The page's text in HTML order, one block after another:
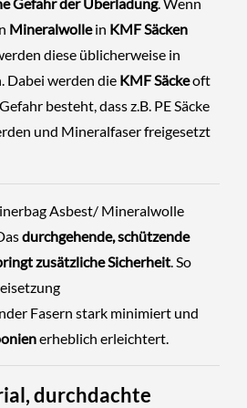
Mineralwollein KMF Säcken
diese üblicherweise in
Dabei werden die KMF Säckeoft
besteht, dass z.B. PE Säcke
und Mineralfaser freigesetzt
Asbest/ Mineralwolle
durchgehende, schützende
zusätzliche Sicherheit . So
Fasern stark minimiert und
erheblich erleichtert.
durchdachte